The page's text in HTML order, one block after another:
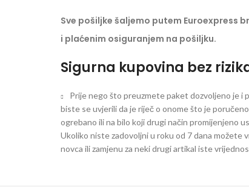
Sve pošiljke šaljemo putem Euroexpress
i plaćenim osiguranjem na pošiljku.
Sigurna kupovina bez
Prije nego što preuzmete paket dozvoljeno je i
biste se uvjerili da je riječ o onome što je
ogrebano ili na bilo koji drugi način promijenjeno
Ukoliko niste zadovoljni u roku od 7 dana možete
novca ili zamjenu za neki drugi artikal iste